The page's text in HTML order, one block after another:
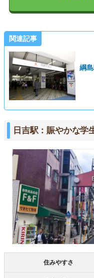
関連記事
綱
日吉駅：賑やかな学
住みやすさ